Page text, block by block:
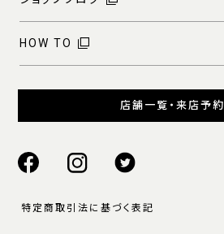
HOW TO
店舗一覧・来店予約
特定商取引法に基づく表記